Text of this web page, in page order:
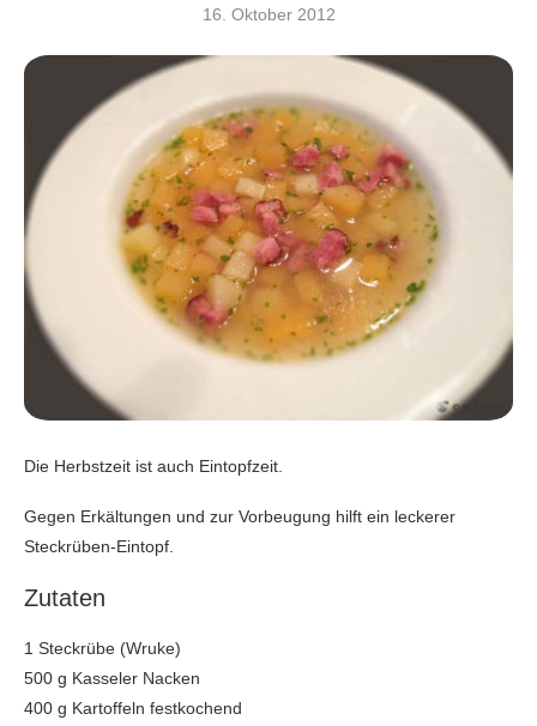
16. Oktober 2012
Die Herbstzeit ist auch Eintopfzeit.
Gegen Erkältungen und zur Vorbeugung hilft ein leckerer
Steckrüben-Eintopf.
Zutaten
1 Steckrübe (Wruke)
500 g Kasseler Nacken
400 g Kartoffeln festkochend